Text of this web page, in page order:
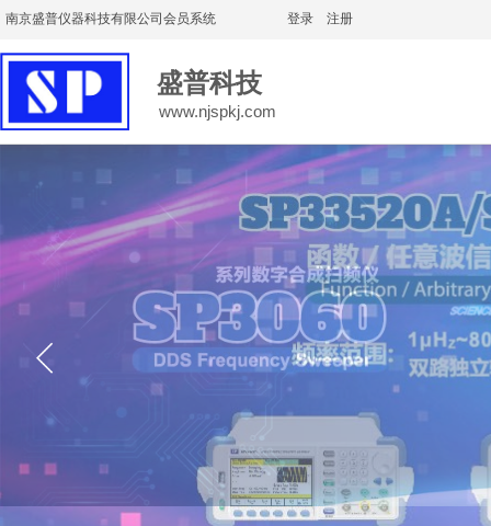
登录 注册
南京盛普仪器科技有限公司会员系统
盛普科技
www.njspkj.com